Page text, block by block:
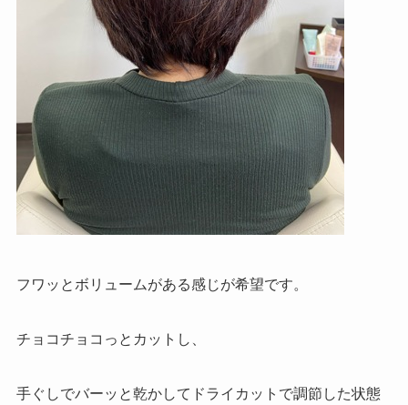
フワッとボリュームがある感じが希望です。
チョコチョコっとカットし、
手ぐしでバーッと乾かしてドライカットで調節した状態